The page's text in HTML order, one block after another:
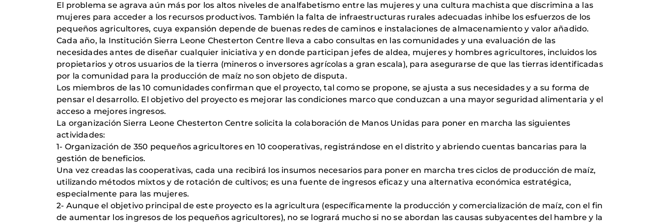
El problema se agrava aún más por los altos niveles de analfabetismo entre las mujeres y una cultura machista que discrimina a las
mujeres para acceder a los recursos productivos. También la falta de infraestructuras rurales adecuadas inhibe los esfuerzos de los
pequeños agricultores, cuya expansión depende de buenas redes de caminos e instalaciones de almacenamiento y valor añadido.
Cada año, la Institución Sierra Leone Chesterton Centre lleva a cabo consultas en las comunidades y una evaluación de las
necesidades antes de diseñar cualquier iniciativa y en donde participan jefes de aldea, mujeres y hombres agricultores, incluidos los
propietarios y otros usuarios de la tierra (mineros o inversores agrícolas a gran escala), para asegurarse de que las tierras identificadas
por la comunidad para la producción de maíz no son objeto de disputa.
Los miembros de las 10 comunidades confirman que el proyecto, tal como se propone, se ajusta a sus necesidades y a su forma de
pensar el desarrollo. El objetivo del proyecto es mejorar las condiciones marco que conduzcan a una mayor seguridad alimentaria y el
acceso a mejores ingresos.
La organización Sierra Leone Chesterton Centre solicita la colaboración de Manos Unidas para poner en marcha las siguientes
actividades:
1- Organización de 350 pequeños agricultores en 10 cooperativas, registrándose en el distrito y abriendo cuentas bancarias para la
gestión de beneficios.
Una vez creadas las cooperativas, cada una recibirá los insumos necesarios para poner en marcha tres ciclos de producción de maíz,
utilizando métodos mixtos y de rotación de cultivos; es una fuente de ingresos eficaz y una alternativa económica estratégica,
especialmente para las mujeres.
2- Aunque el objetivo principal de este proyecto es la agricultura (específicamente la producción y comercialización de maíz, con el fin
de aumentar los ingresos de los pequeños agricultores), no se logrará mucho si no se abordan las causas subyacentes del hambre y la